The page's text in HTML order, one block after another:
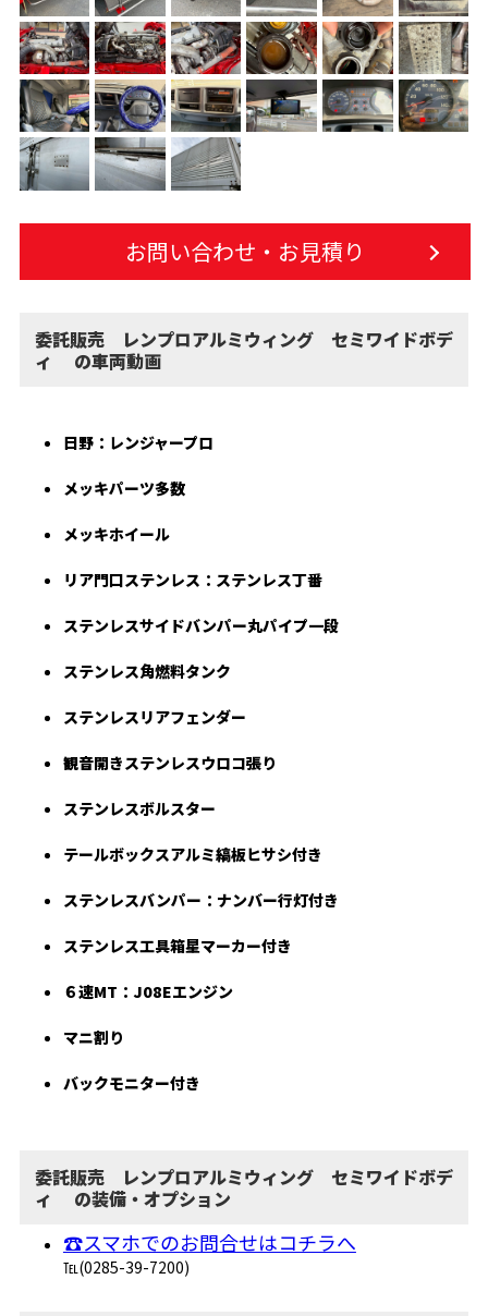
お問い合わせ・お見積り
委託販売 レンプロアルミウィング セミワイドボデ
ィ の車両動画
日野：レンジャープロ
メッキパーツ多数
メッキホイール
リア門口ステンレス ：ステンレス丁番
ステンレスサイドバンパー丸パイプ一段
ステンレス角燃料タンク
ステンレスリアフェンダー
観音開きステンレスウロコ張り
ステンレスボルスター
テールボックスアルミ縞板ヒサシ付き
ステンレスバンパー：ナンバー行灯付き
ステンレス工具箱星マーカー付き
６速MT：J08Eエンジン
マニ割り
バックモニター付き
委託販売 レンプロアルミウィング セミワイドボデ
ィ の装備・オプション
☎スマホでのお問合せはコチラへ
℡(0285-39-7200)